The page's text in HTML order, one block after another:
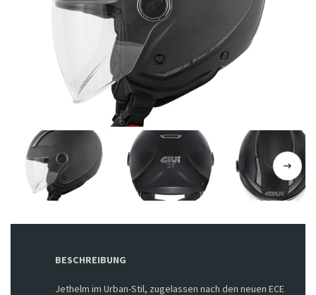
BESCHREIBUNG
Jethelm im Urban-Stil, zugelassen nach den neuen ECE